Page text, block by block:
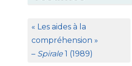
« Les aides à la
compréhension »
– Spirale1 (1989)